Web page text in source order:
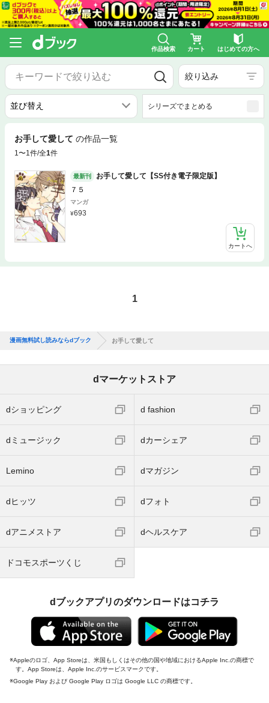
作品検索 カート はじめての方へ
絞り込み
シリーズでまとめる
お手して愛して の作品一覧
1〜1件/全1件
最新刊
お手して愛して【SS付き電子限定版】
７５
マンガ
693
カートへ
1
漫画無料試し読みならdブック お手して愛して
dマーケットストア
dショッピング d fashion
dミュージック dカーシェア
Lemino dマガジン
dヒッツ dフォト
dアニメストア dヘルスケア
ドコモスポーツくじ
dブックアプリのダウンロードはコチラ
Appleのロゴ、App Storeは、米国もしくはその他の国や地域におけるApple Inc.の商標で
す。App Storeは、Apple Inc.のサービスマークです。
Google Play および Google Play ロゴは Google LLC の商標です。